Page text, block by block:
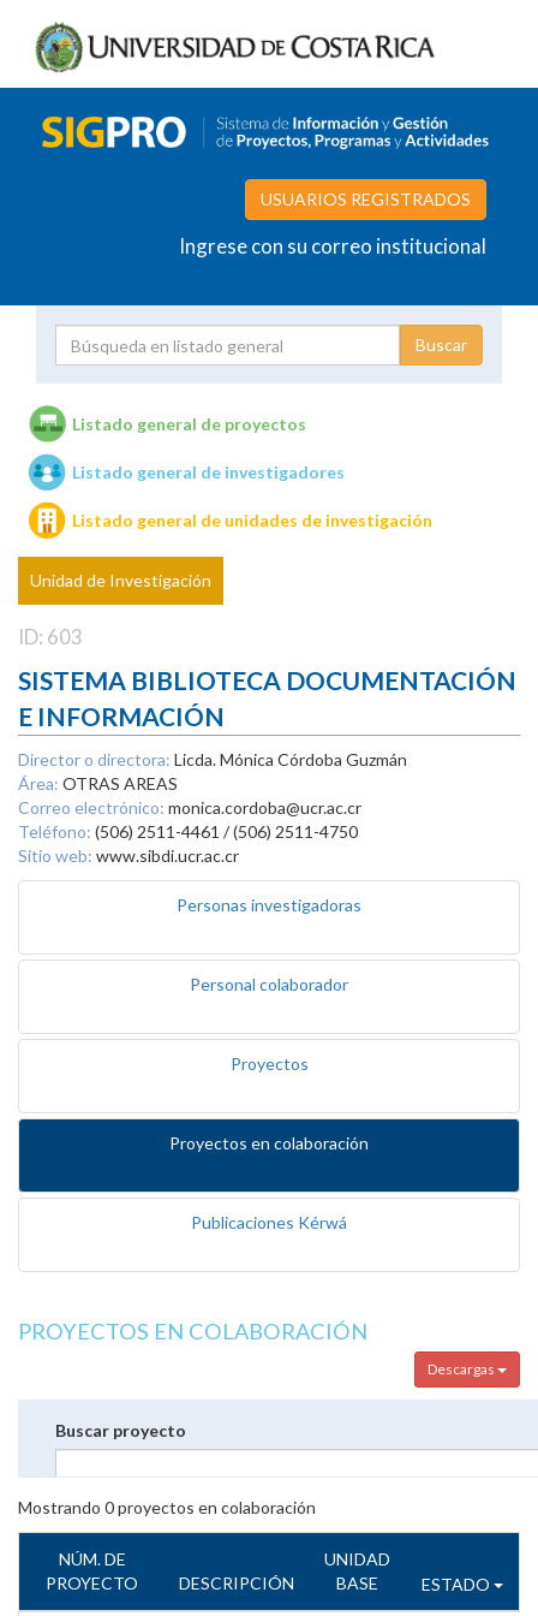
USUARIOS REGISTRADOS
Ingrese con su correo institucional
Unidades de investigación
Listado general de proyectos
Listado general de investigadores
Listado general de unidades de investigación
Unidad de Investigación
ID: 603
SISTEMA BIBLIOTECA DOCUMENTACIÓN
E INFORMACIÓN
Director o directora: Licda. Mónica Córdoba Guzmán
Área: OTRAS AREAS
Correo electrónico: monica.cordoba@ucr.ac.cr
Teléfono: (506) 2511-4461 / (506) 2511-4750
Sitio web: www.sibdi.ucr.ac.cr
Personas investigadoras
Personal colaborador
Proyectos
Proyectos en colaboración
Publicaciones Kérwá
PROYECTOS EN COLABORACIÓN
Descargas
Buscar proyecto
Mostrando 0proyectos en colaboración
NÚM. DE
PROYECTO
DESCRIPCIÓN
UNIDAD
BASE
ESTADO